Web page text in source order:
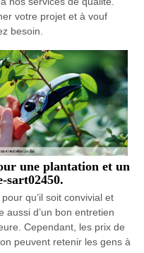
votre projet et à vouf
besoin.
une plantation et un
sart02450.
qu’il soit convivial et
aussi d’un bon entretien
Cependant, les prix de
peuvent retenir les gens à